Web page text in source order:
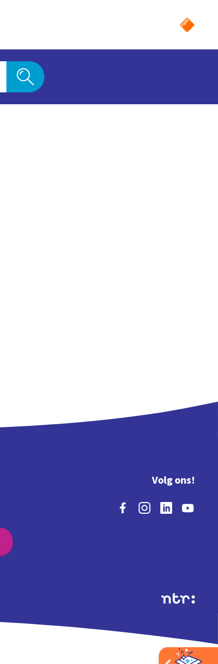
Volg ons!
Extra's